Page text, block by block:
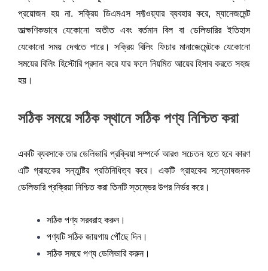
প্রয়োজন হয় না. সক্রিয় ডিএমএস সফ্টওয়্যার ব্যবহার করে, ম্যানেজমেন্ট
তাত্ক্ষণিকভাবে যেকোনো অতীত এবং বর্তমান বিল বা ডেলিভারির ইতিহাস
যেকোনো সময় দেখতে পারে। সক্রিয় বিলিং ফিচার মানাজেমেন্টকে যেকোনো
সময়ের বিলিং হিস্টোরি প্রদান করে যার ফলে নিয়মিত আয়ের হিসাব করতে সহজ
হয়।
সঠিক সময়ে সঠিক স্থানে সঠিক পণ্য নিশ্চিত করা
একটি ব্যবসাকে তার ডেলিভারি প্রক্রিয়া সম্পর্কে আরও সচেতন হতে হবে কারণ
এটি গ্রাহকের সন্তুষ্টির প্রতিনিধিত্ব করে। একটি গ্রাহকের সন্তোষজনক
ডেলিভারি প্রক্রিয়া নিশ্চিত করা তিনটি স্তম্ভের উপর নির্ভর করে।
সঠিক পণ্য সরবরাহ করুন।
পণ্যটি সঠিক জায়গায় পৌঁছে দিন।
সঠিক সময়ে পণ্য ডেলিভারি করুন।